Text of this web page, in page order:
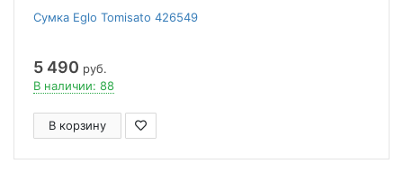
Сумка Eglo Tomisato 426549
5 490 руб.
В наличии: 88
В корзину